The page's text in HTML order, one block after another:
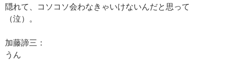
隠れて、コソコソ会わなきゃいけないんだと思って
（泣）。
加藤諦三：
うん